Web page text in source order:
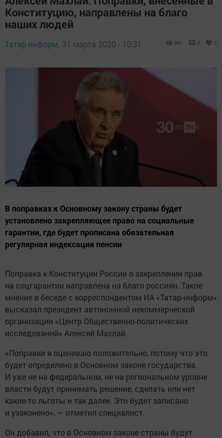
Конституцию, направлены на благо
наших людей
Татар-информ, 31 марта 2020 - 10:31 861 0 0
В поправках к Основному закону страны будет
установлено закрепляющее право на социальные
гарантии, где будет прописана обязательная
регулярная индексация пенсии
Поправка к Конституции России о закреплении прав
на соцгарантии направлена на благо россиян. Такое
мнение в беседе с корреспондентом ИА «Татар-информ»
высказал президент автономной некоммерческой
организации «Центр Общественно-политических
исследований» Алексей Махлай.
«Поправки я оцениваю положительно, потому что это
будет определено в Основном законе государства.
И уже не на федеральном, не на региональном уровне
власти будут принимать решение, сделать или нет
какие-то льготы и так далее. Это будет записано
и узаконено», — отметил специалист.
Он добавил, что в Основном законе страны будут